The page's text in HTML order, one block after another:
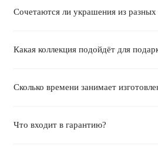
Сочетаются ли украшения из разных
Какая коллекция подойдёт для
Сколько времени занимает
Что входит в гарантию?